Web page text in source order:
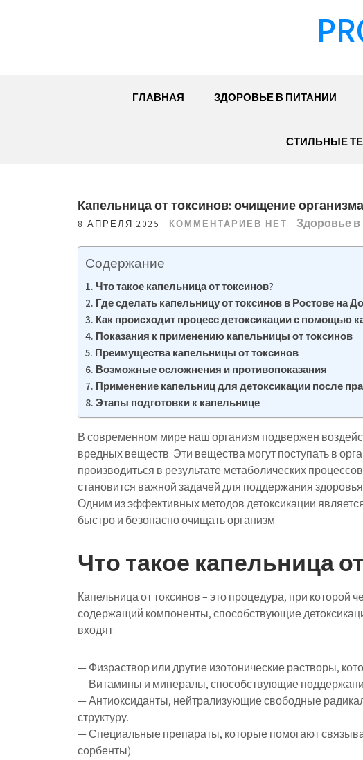
ГЛАВНАЯ ЗДОРОВЬЕ В ПИТАНИИ
СТИЛЬНЫЕ
Капельница от токсинов: очищение
8 АПРЕЛЯ 2025 КОММЕНТАРИЕВ НЕТ Здоровье в
Содержание
Что такое капельница от токсинов?
Где сделать капельницу от токсинов в Ростове на
Как происходит процесс детоксикации с помощью
Показания к применению капельницы от токсинов
Преимущества капельницы от токсинов
Возможные осложнения и противопоказания
Применение капельниц для детоксикации после
Этапы подготовки к капельнице
В современном мире наш организм подвержен
вредных веществ. Эти вещества могут поступать в
производиться в результате метаболических
становится важной задачей для поддержания
Одним из эффективных методов детоксикации
быстро и безопасно очищать организм.
Что такое капельница
Капельница от токсинов – это процедура, при которой
содержащий компоненты, способствующие
входят:
— Физраствор или другие изотонические растворы,
— Витамины и минералы, способствующие
— Антиоксиданты, нейтрализующие свободные
структуру.
— Специальные препараты, которые помогают
сорбенты).